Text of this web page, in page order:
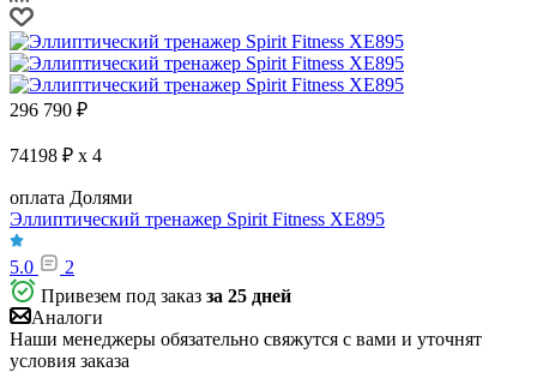
296 790 ₽
74198 ₽ x 4
оплата Долями
Эллиптический тренажер Spirit Fitness XE895
5.0
2
Привезем под заказ за 25 дней
Аналоги
Наши менеджеры обязательно свяжутся с вами и уточнят
условия заказа